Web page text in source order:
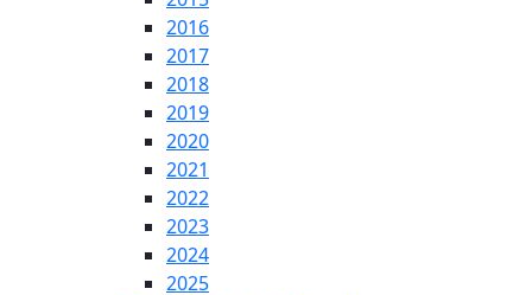
2016
2017
2018
2019
2020
2021
2022
2023
2024
2025